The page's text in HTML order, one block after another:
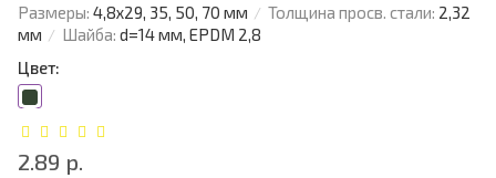
Размеры: 4,8х29, 35, 50, 70 мм Толщина просв. стали: 2,32
мм
Шайба: d=14 мм, EPDM 2,8
Цвет:
2.89 р.